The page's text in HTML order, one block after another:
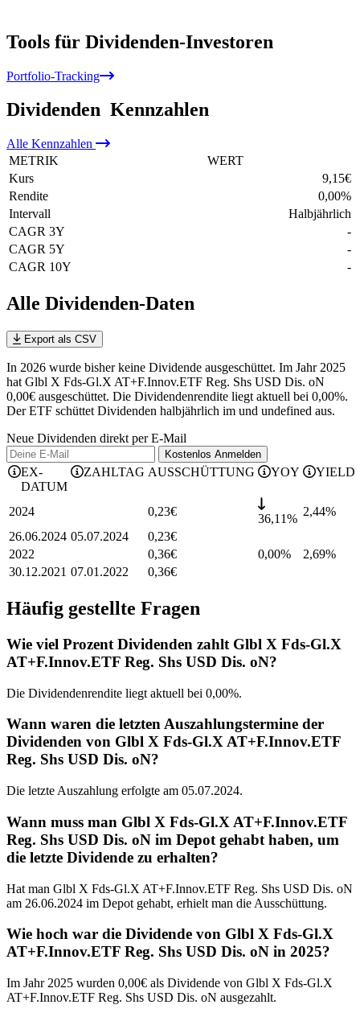
Tools für Dividenden-Investoren
Portfolio-Tracking
Dividenden Kennzahlen
Alle Kennzahlen
METRIK
WERT
Kurs
9,15€
Rendite
0,00%
Intervall
Halbjährlich
CAGR 3Y
-
CAGR 5Y
-
CAGR 10Y
-
Alle Dividenden-Daten
Export als CSV
In 2026 wurde bisher keine Dividende ausgeschüttet. Im Jahr 2025
hat Glbl X Fds-Gl.X AT+F.Innov.ETF Reg. Shs USD Dis. oN
0,00€ ausgeschüttet. Die Dividendenrendite liegt aktuell bei 0,00%.
Der ETF schüttet Dividenden halbjährlich im und undefined aus.
Neue Dividenden direkt per E-Mail
Kostenlos Anmelden
EX-
DATUM
ZAHLTAG AUSSCHÜTTUNG YOY YIELD
2024 0,23€
36,11%
2,44%
26.06.2024 05.07.2024 0,23€
2022
0,36€ 0,00% 2,69%
30.12.2021 07.01.2022 0,36€
Häufig gestellte Fragen
Wie viel Prozent Dividenden zahlt Glbl X Fds-Gl.X
AT+F.Innov.ETF Reg. Shs USD Dis. oN?
Die Dividendenrendite liegt aktuell bei 0,00%.
Wann waren die letzten Auszahlungstermine der
Dividenden von Glbl X Fds-Gl.X AT+F.Innov.ETF
Reg. Shs USD Dis. oN?
Die letzte Auszahlung erfolgte am 05.07.2024.
Wann muss man Glbl X Fds-Gl.X AT+F.Innov.ETF
Reg. Shs USD Dis. oN im Depot gehabt haben, um
die letzte Dividende zu erhalten?
Hat man Glbl X Fds-Gl.X AT+F.Innov.ETF Reg. Shs USD Dis. oN
am 26.06.2024 im Depot gehabt, erhielt man die Ausschüttung.
Wie hoch war die Dividende von Glbl X Fds-Gl.X
AT+F.Innov.ETF Reg. Shs USD Dis. oN in 2025?
Im Jahr 2025 wurden 0,00€ als Dividende von Glbl X Fds-Gl.X
AT+F.Innov.ETF Reg. Shs USD Dis. oN ausgezahlt.